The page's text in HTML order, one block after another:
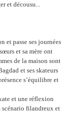
et décousu...
et passe ses journées
et sa mère ont
de la maison sont
et ses skateurs
s’équilibre et
et une réflexion
scénario filandreux et